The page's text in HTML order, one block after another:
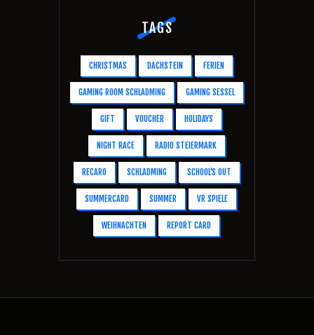
TAGS
CHRISTMAS DACHSTEIN FERIEN
GAMING ROOM SCHLADMING GAMING SESSEL
GIFT VOUCHER HOLIDAYS
NIGHT RACE RADIO STEIERMARK
RECARO SCHLADMING SCHOOL'S OUT
SUMMERCARD SUMMER VR SPIELE
WEIHNACHTEN REPORT CARD